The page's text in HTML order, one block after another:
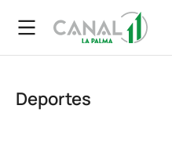
Deportes